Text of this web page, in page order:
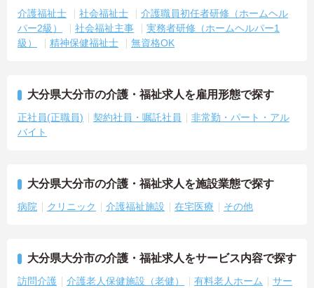
介護福祉士 社会福祉士
介護職員初任者研修（ホームヘル
パー2級）
社会福祉主事
実務者研修（ホームヘルパー1
級）
精神保健福祉士 無資格OK
大分県大分市の介護・福祉求人を雇用形態で探す
正社員(正職員) 契約社員・嘱託社員
非常勤・パート・アル
バイト
大分県大分市の介護・福祉求人を施設業態で探す
病院 クリニック 介護福祉施設 在宅医療 その他
大分県大分市の介護・福祉求人をサービス内容で探す
訪問介護 介護老人保健施設（老健） 有料老人ホーム
サー